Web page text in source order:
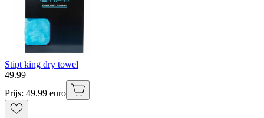
Stipt king dry towel
49.99
Prijs: 49.99 euro